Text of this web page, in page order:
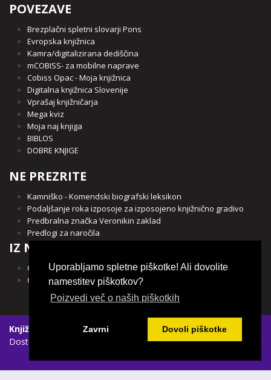
POVEZAVE
Brezplačni spletni slovarji Pons
Evropska knjižnica
Kamra/digitalizirana dediščina
mCOBISS- za mobilne naprave
Cobiss Opac - Moja knjižnica
Digitalna knjižnica Slovenije
Vprašaj knjižničarja
Mega kviz
Moja naj knjiga
BIBLOS
DOBRE KNJIGE
NE PREZRITE
Kamniško - Komendski biografski leksikon
Podaljšanje roka izposoje za izposojeno knjižnično gradivo
Predbralna značka Veronikin zaklad
Predlogi za naročila
IZ NAŠE OBČINE
Občina Kamnik
Občina Komenda
Knjižnica Franceta Balantiča Kamnik | Spletni piškotki
Dostopnost vsebin
Uporabljamo spletne piškotke! Ali dovolite
namestitev piškotkov?
Poizvedi več o naših piškotkih
Zavrni Dovoli piškotke